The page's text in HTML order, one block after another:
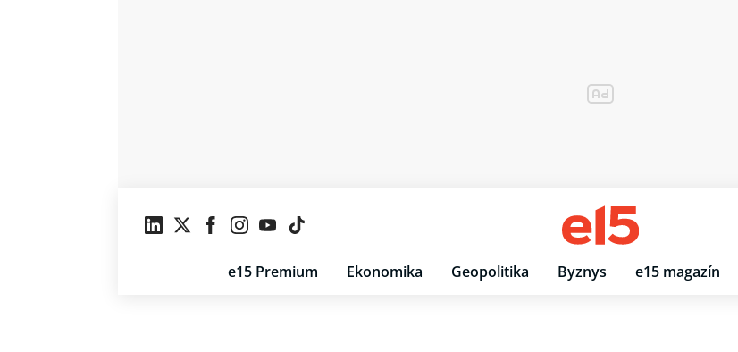
e15 Premium Ekonomika Geopolitika Byznys e15 magazín